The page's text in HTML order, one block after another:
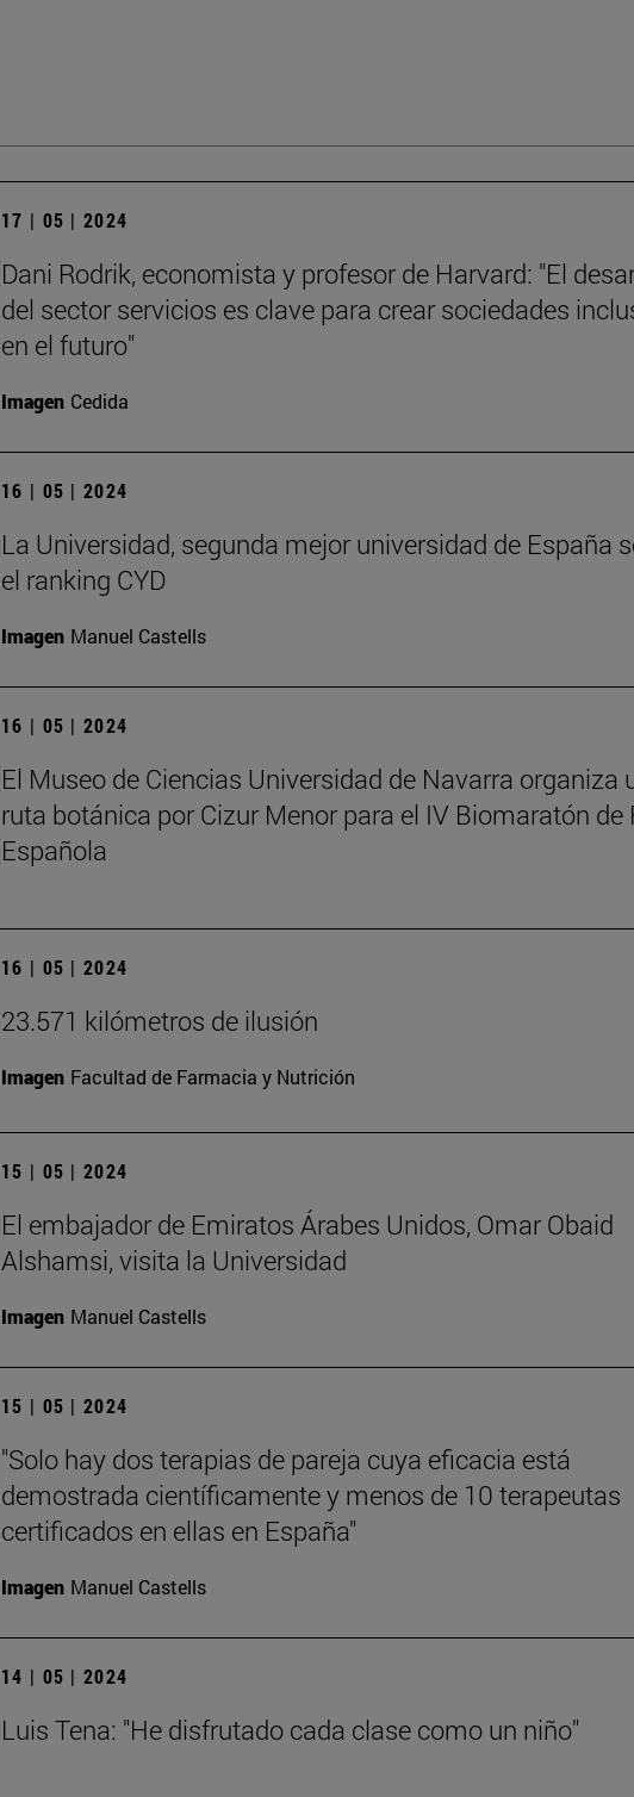
17 | 05 | 2024
Dani Rodrik, economista y profesor de Harvard: "El
del sector servicios es clave para crear sociedades
en el futuro"
Imagen Cedida
16 | 05 | 2024
La Universidad, segunda mejor universidad de España
el ranking CYD
Imagen Manuel Castells
16 | 05 | 2024
El Museo de Ciencias Universidad de Navarra organiza
ruta botánica por Cizur Menor para el IV Biomaratón de
Española
16 | 05 | 2024
23.571 kilómetros de ilusión
Imagen Facultad de Farmacia y Nutrición
15 | 05 | 2024
El embajador de Emiratos Árabes Unidos, Omar Obaid
Alshamsi, visita la Universidad
Imagen Manuel Castells
15 | 05 | 2024
"Solo hay dos terapias de pareja cuya eficacia está
demostrada científicamente y menos de 10 terapeutas
certificados en ellas en España"
Imagen Manuel Castells
14 | 05 | 2024
Luis Tena: "He disfrutado cada clase como un niño"